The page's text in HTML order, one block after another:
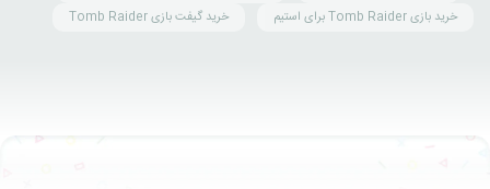
خرید بازی Tomb Raider برای استیم
خرید گیفت بازی Tomb Raider